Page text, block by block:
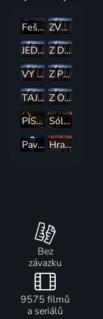
Fešáci v Lucerně
ZVEME VÁS NA VLACHOVKU
JEDNA A JEDNA
Z DECHOVKY DO DECHOVKY
VY DVA A ČAS
Z PÍSNIČKY DO PÍSNIČKY
TAJEMSTVÍ BYLINEK
Z OČÍ DO OČÍ
PÍSNIČKY NA PŘÁNÍ
Sólo pro... Glena Hansarda
Pavel Bobek - 60 let v americkém století
Hraje vám... Sokolka
Bez
závazku
9575 filmů
a seriálů